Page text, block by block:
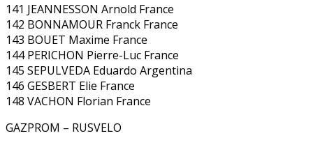
141 JEANNESSON Arnold France
142 BONNAMOUR Franck France
143 BOUET Maxime France
144 PERICHON Pierre-Luc France
145 SEPULVEDA Eduardo Argentina
146 GESBERT Elie France
148 VACHON Florian France
GAZPROM – RUSVELO